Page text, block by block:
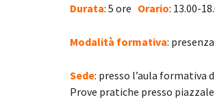
Durata: 5 ore Orario: 13.00-
Modalità formativa: presenza
Sede: presso l’aula formativa
Prove pratiche presso